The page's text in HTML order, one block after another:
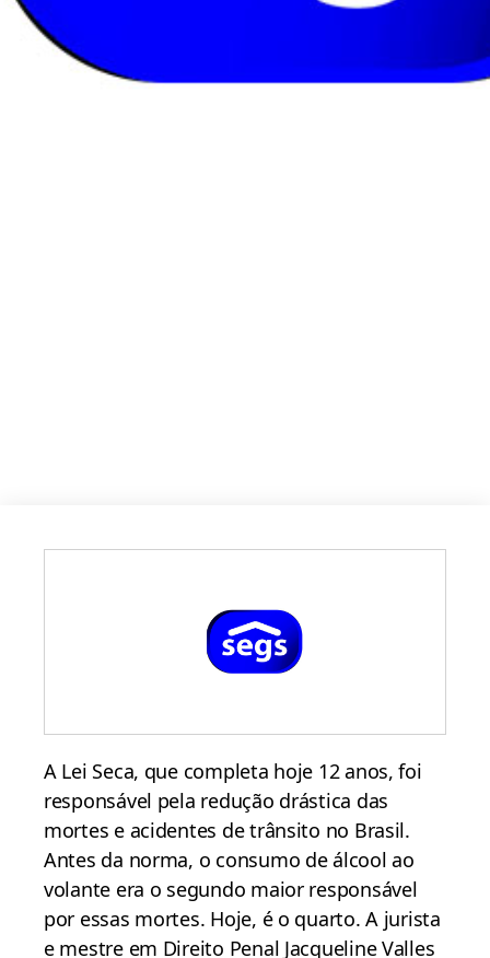
A Lei Seca, que completa hoje 12 anos, foi
responsável pela redução drástica das
mortes e acidentes de trânsito no Brasil.
Antes da norma, o consumo de álcool ao
volante era o segundo maior responsável
por essas mortes. Hoje, é o quarto. A jurista
e mestre em Direito Penal Jacqueline Valles